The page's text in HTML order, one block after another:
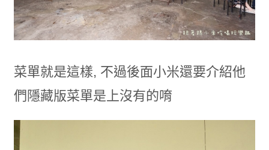
菜單就是這樣, 不過後面小米還要介紹他
們隱藏版菜單是上沒有的唷